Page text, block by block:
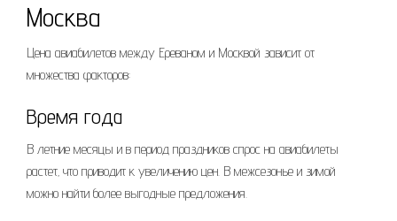
Москва
Цена авиабилетов между Ереваном и Москвой зависит от
множества факторов:
Время года
В летние месяцы и в период праздников спрос на авиабилеты
растет‚ что приводит к увеличению цен. В межсезонье и зимой
можно найти более выгодные предложения.